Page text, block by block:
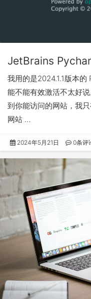
JetBrains
我用的是2024.1.1版本
能不能有效激活不太好
到你能访问的网站，我
网站 …
2024年5月21日 0条评